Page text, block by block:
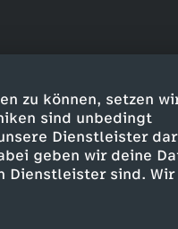
zu können, setzen
sind unbedingt
Dienstleister
geben wir deine
Dienstleister sind. Wir